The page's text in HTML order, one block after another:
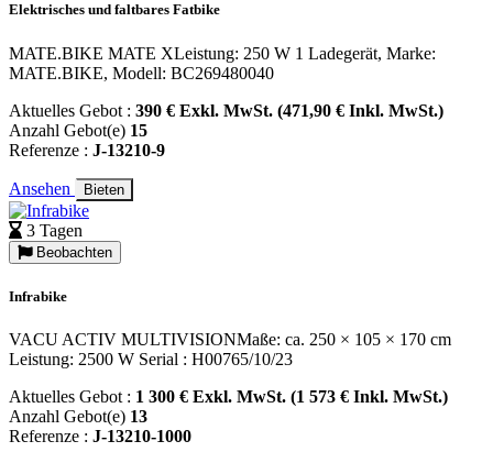
Elektrisches und faltbares Fatbike
MATE.BIKE MATE XLeistung: 250 W 1 Ladegerät, Marke:
MATE.BIKE, Modell: BC269480040
Aktuelles Gebot : 390 € Exkl. MwSt. (471,90 € Inkl. MwSt.)
Anzahl Gebot(e) 15
Referenze : J-13210-9
Ansehen Bieten
3 Tagen
Beobachten
Infrabike
VACU ACTIV MULTIVISIONMaße: ca. 250 × 105 × 170 cm
Leistung: 2500 W Serial : H00765/10/23
Aktuelles Gebot : 1 300 € Exkl. MwSt. (1 573 € Inkl. MwSt.)
Anzahl Gebot(e) 13
Referenze : J-13210-1000